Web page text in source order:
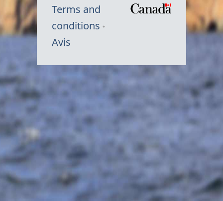
Terms and
conditions
Avis
Symbole
Canada